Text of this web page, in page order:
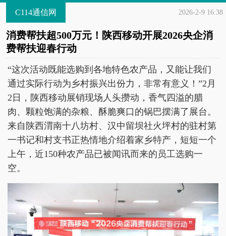
C114通信网 2026-2-9 16:38
消费帮扶超500万元！陕西移动开展2026央企消
费帮扶迎春行动
“这次活动既能选购到各地特色农产品，又能让我们
通过实际行动为乡村振兴出份力，非常有意义！”2月
2日，陕西移动展销现场人头攒动，香气四溢的腊
肉、颗粒饱满的杂粮、酥脆爽口的锅巴摆满了展台。
来自陕西渭南十八坊村、汉中留坝社火坪村的驻村第
一书记和村支书正热情地介绍着家乡特产，短短一个
上午，近150种农产品已被闻讯而来的员工选购一
空。